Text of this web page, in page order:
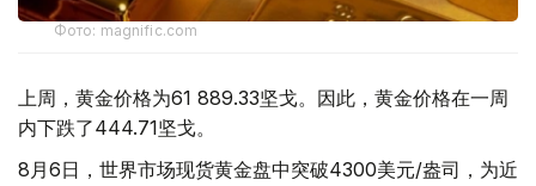
Фото: magnific.com
上周，黄金价格为61 889.33坚戈。因此，黄金价格在一周
内下跌了444.71坚戈。
8月6日，世界市场现货黄金盘中突破4300美元/盎司，为近